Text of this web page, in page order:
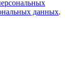
данных.